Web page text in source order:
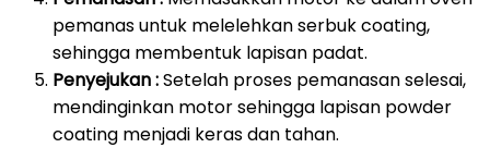
pemanas untuk melelehkan serbuk coating,
sehingga membentuk lapisan padat.
Penyejukan :Setelah proses pemanasan selesai,
mendinginkan motor sehingga lapisan powder
coating menjadi keras dan tahan.